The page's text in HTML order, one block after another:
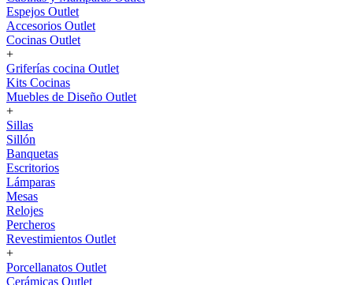
Espejos Outlet
Accesorios Outlet
Cocinas Outlet
+
Griferías cocina Outlet
Kits Cocinas
Muebles de Diseño Outlet
+
Sillas
Sillón
Banquetas
Escritorios
Lámparas
Mesas
Relojes
Percheros
Revestimientos Outlet
+
Porcellanatos Outlet
Cerámicas Outlet